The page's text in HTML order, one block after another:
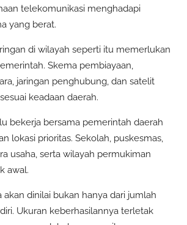
telekomunikasi menghadapi
yang berat.
di wilayah seperti itu memerlukan
Skema pembiayaan,
jaringan penghubung, dan satelit
keadaan daerah.
bekerja bersama pemerintah daerah
lokasi prioritas. Sekolah, puskesmas,
usaha, serta wilayah permukiman
awal.
akan dinilai bukan hanya dari jumlah
Ukuran keberhasilannya terletak